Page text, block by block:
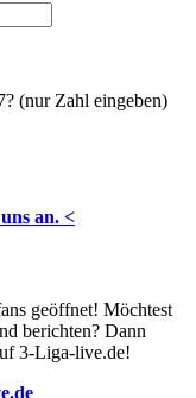
(nur Zahl eingeben)
an. <
geöffnet! Möchtest
berichten? Dann
3-Liga-live.de!